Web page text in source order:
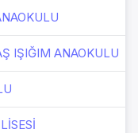
IŞIĞIM ANAOKULU